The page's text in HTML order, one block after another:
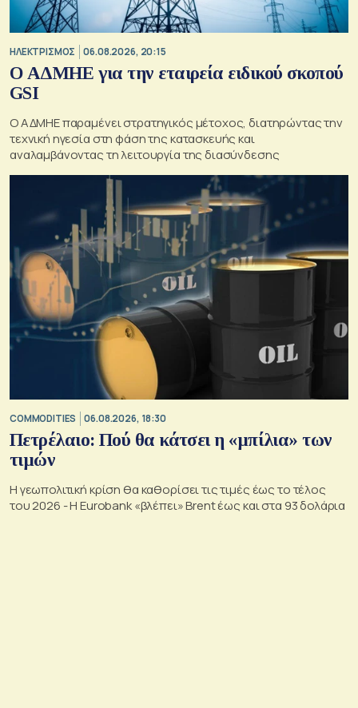
ΗΛΕΚΤΡΙΣΜΟΣ 06.08.2026, 20:15
O ΑΔΜΗΕ για την εταιρεία ειδικού σκοπού
GSI
O ΑΔΜΗΕ παραμένει στρατηγικός μέτοχος, διατηρώντας την
τεχνική ηγεσία στη φάση της κατασκευής και
αναλαμβάνοντας τη λειτουργία της διασύνδεσης
COMMODITIES 06.08.2026, 18:30
Πετρέλαιο: Πού θα κάτσει η «μπίλια» των
τιμών
Η γεωπολιτική κρίση θα καθορίσει τις τιμές έως το τέλος
του 2026 - Η Eurobank «βλέπει» Brent έως και στα 93 δολάρια